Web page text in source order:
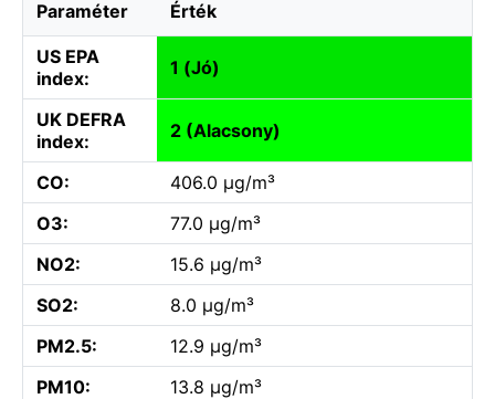
Paraméter Érték
US EPA
index:
1 (Jó)
UK DEFRA
index:
2 (Alacsony)
CO:
406.0 µg/m³
O3:
77.0 µg/m³
NO2:
15.6 µg/m³
SO2:
8.0 µg/m³
PM2.5:
12.9 µg/m³
PM10:
13.8 µg/m³